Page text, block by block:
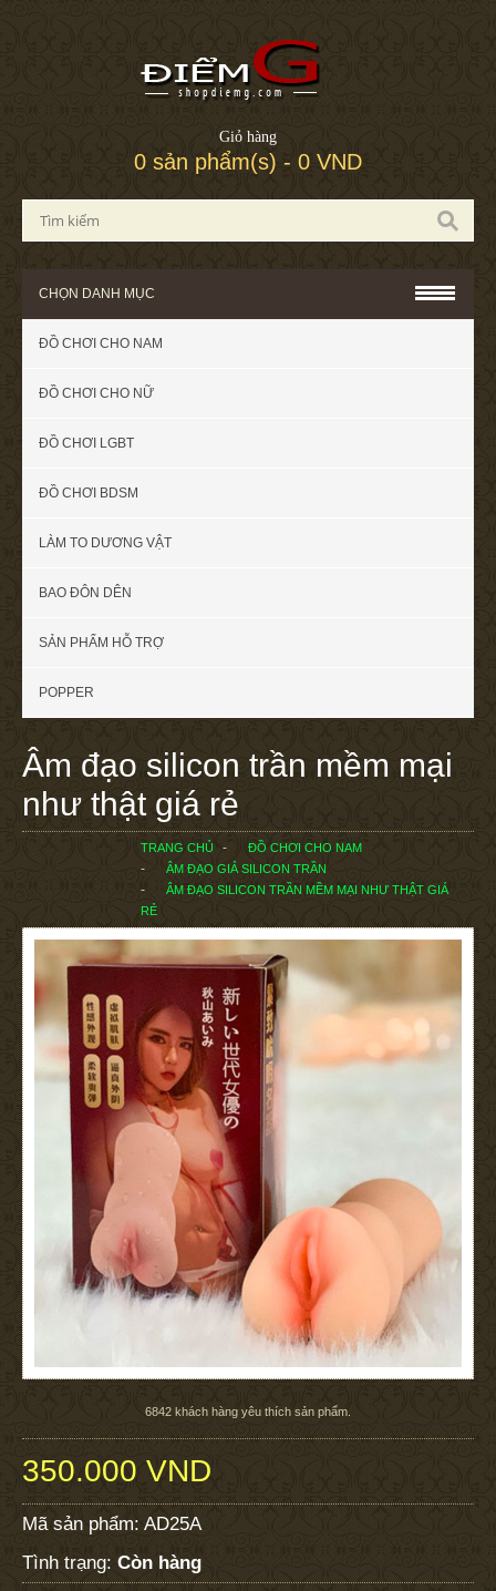
Giỏ hàng
0 sản phẩm(s) - 0 VND
CHỌN DANH MỤC
ĐỒ CHƠI CHO NAM
ĐỒ CHƠI CHO NỮ
ĐỒ CHƠI LGBT
ĐỒ CHƠI BDSM
LÀM TO DƯƠNG VẬT
BAO ĐÔN DÊN
SẢN PHẨM HỖ TRỢ
POPPER
Âm đạo silicon trần mềm mại
như thật giá rẻ
TRANG CHỦ
ĐỒ CHƠI CHO NAM
ÂM ĐẠO GIẢ SILICON TRẦN
ÂM ĐẠO SILICON TRẦN MỀM MẠI NHƯ THẬT GIÁ
RẺ
6842 khách hàng yêu thích sản phẩm.
350.000 VND
Mã sản phẩm: AD25A
Tình trạng: Còn hàng